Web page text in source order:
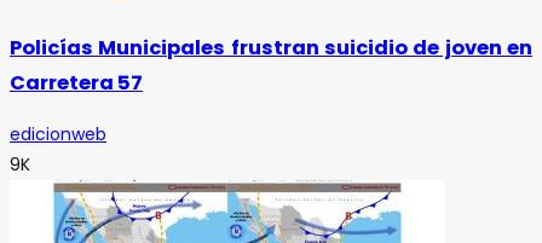
Policías Municipales frustran suicidio de joven en
Carretera 57
edicionweb
9K